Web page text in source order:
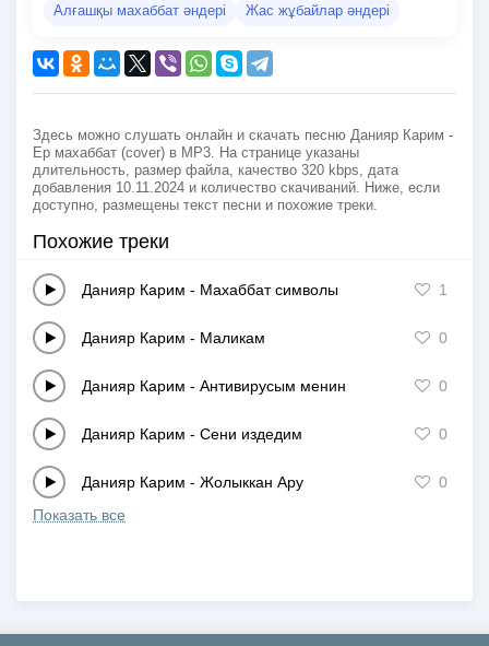
Алғашқы махаббат әндері
Жас жұбайлар әндері
Здесь можно слушать онлайн и скачать песню Данияр Карим -
Ер махаббат (cover) в MP3. На странице указаны
длительность, размер файла, качество 320 kbps, дата
добавления 10.11.2024 и количество скачиваний. Ниже, если
доступно, размещены текст песни и похожие треки.
Похожие треки
Данияр Карим - Махаббат символы 1
Данияр Карим - Маликам 0
Данияр Карим - Антивирусым менин 0
Данияр Карим - Сени издедим 0
Данияр Карим - Жолыккан Ару
0
Показать все